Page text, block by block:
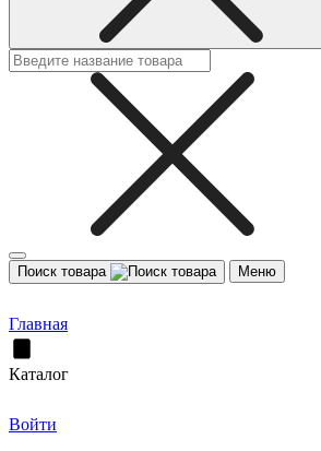
Поиск товара Меню
Главная
Каталог
Войти